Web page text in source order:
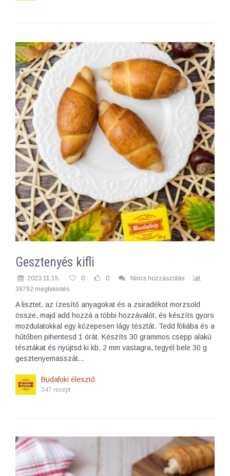
Gesztenyés kifli
2023.11.15. 0 0
Nincs hozzászólás
39792 megtekintés
A lisztet, az ízesítő anyagokat és a zsiradékot morzsold
össze, majd add hozzá a többi hozzávalót, és készíts gyors
mozdulatokkal egy közepesen lágy tésztát. Tedd fóliába és a
hűtőben pihentesd 1 órát. Készíts 30 grammos csepp alakú
tésztákat és nyújtsd ki kb. 2 mm vastagra, tegyél bele 30 g
gesztenyemasszát…
Budafoki élesztő
347 recept